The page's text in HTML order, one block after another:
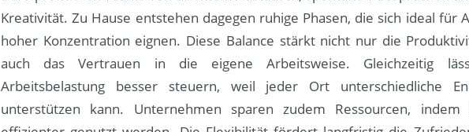
Kreativität. Zu Hause entstehen dagegen ruhige Phasen, die sich ideal für
hoher Konzentration eignen. Diese Balance stärkt nicht nur die
auch das Vertrauen in die eigene Arbeitsweise. Gleichzeitig
Arbeitsbelastung besser steuern, weil jeder Ort unterschiedliche
unterstützen kann. Unternehmen sparen zudem Ressourcen, indem